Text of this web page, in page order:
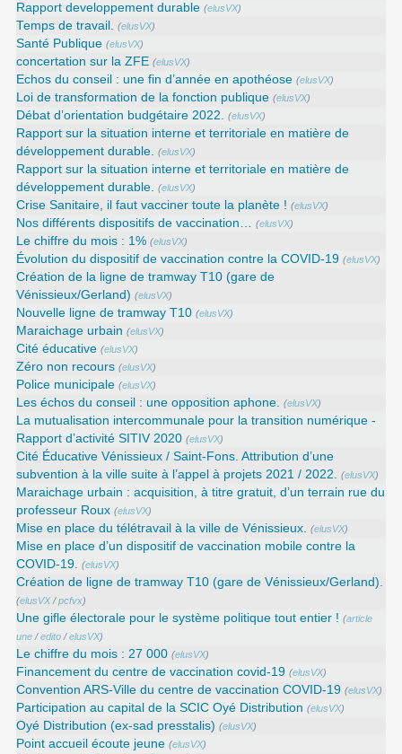
Rapport developpement durable (elusVX)
Temps de travail. (elusVX)
Santé Publique (elusVX)
concertation sur la ZFE (elusVX)
Echos du conseil : une fin d’année en apothéose (elusVX)
Loi de transformation de la fonction publique (elusVX)
Débat d’orientation budgétaire 2022. (elusVX)
Rapport sur la situation interne et territoriale en matière de
développement durable. (elusVX)
Rapport sur la situation interne et territoriale en matière de
développement durable. (elusVX)
Crise Sanitaire, il faut vacciner toute la planète ! (elusVX)
Nos différents dispositifs de vaccination… (elusVX)
Le chiffre du mois : 1% (elusVX)
Évolution du dispositif de vaccination contre la COVID-19 (elusVX)
Création de la ligne de tramway T10 (gare de
Vénissieux/Gerland) (elusVX)
Nouvelle ligne de tramway T10 (elusVX)
Maraichage urbain (elusVX)
Cité éducative (elusVX)
Zéro non recours (elusVX)
Police municipale (elusVX)
Les échos du conseil : une opposition aphone. (elusVX)
La mutualisation intercommunale pour la transition numérique -
Rapport d’activité SITIV 2020 (elusVX)
Cité Éducative Vénissieux / Saint-Fons. Attribution d’une
subvention à la ville suite à l’appel à projets 2021 / 2022. (elusVX)
Maraichage urbain : acquisition, à titre gratuit, d’un terrain rue du
professeur Roux (elusVX)
Mise en place du télétravail à la ville de Vénissieux. (elusVX)
Mise en place d’un dispositif de vaccination mobile contre la
COVID-19. (elusVX)
Création de ligne de tramway T10 (gare de Vénissieux/Gerland).
(elusVX/pcfvx)
Une gifle électorale pour le système politique tout entier ! (article
une /edito /elusVX)
Le chiffre du mois : 27 000 (elusVX)
Financement du centre de vaccination covid-19 (elusVX)
Convention ARS‑Ville du centre de vaccination COVID‑19 (elusVX)
Participation au capital de la SCIC Oyé Distribution (elusVX)
Oyé Distribution (ex-sad presstalis) (elusVX)
Point accueil écoute jeune (elusVX)